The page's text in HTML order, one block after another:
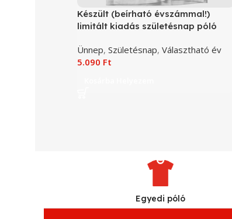
Készült (beírható évszámmal!)
limitált kiadás születésnap póló
Ünnep, Születésnap, Választható év
5.090 Ft
Egyedi póló